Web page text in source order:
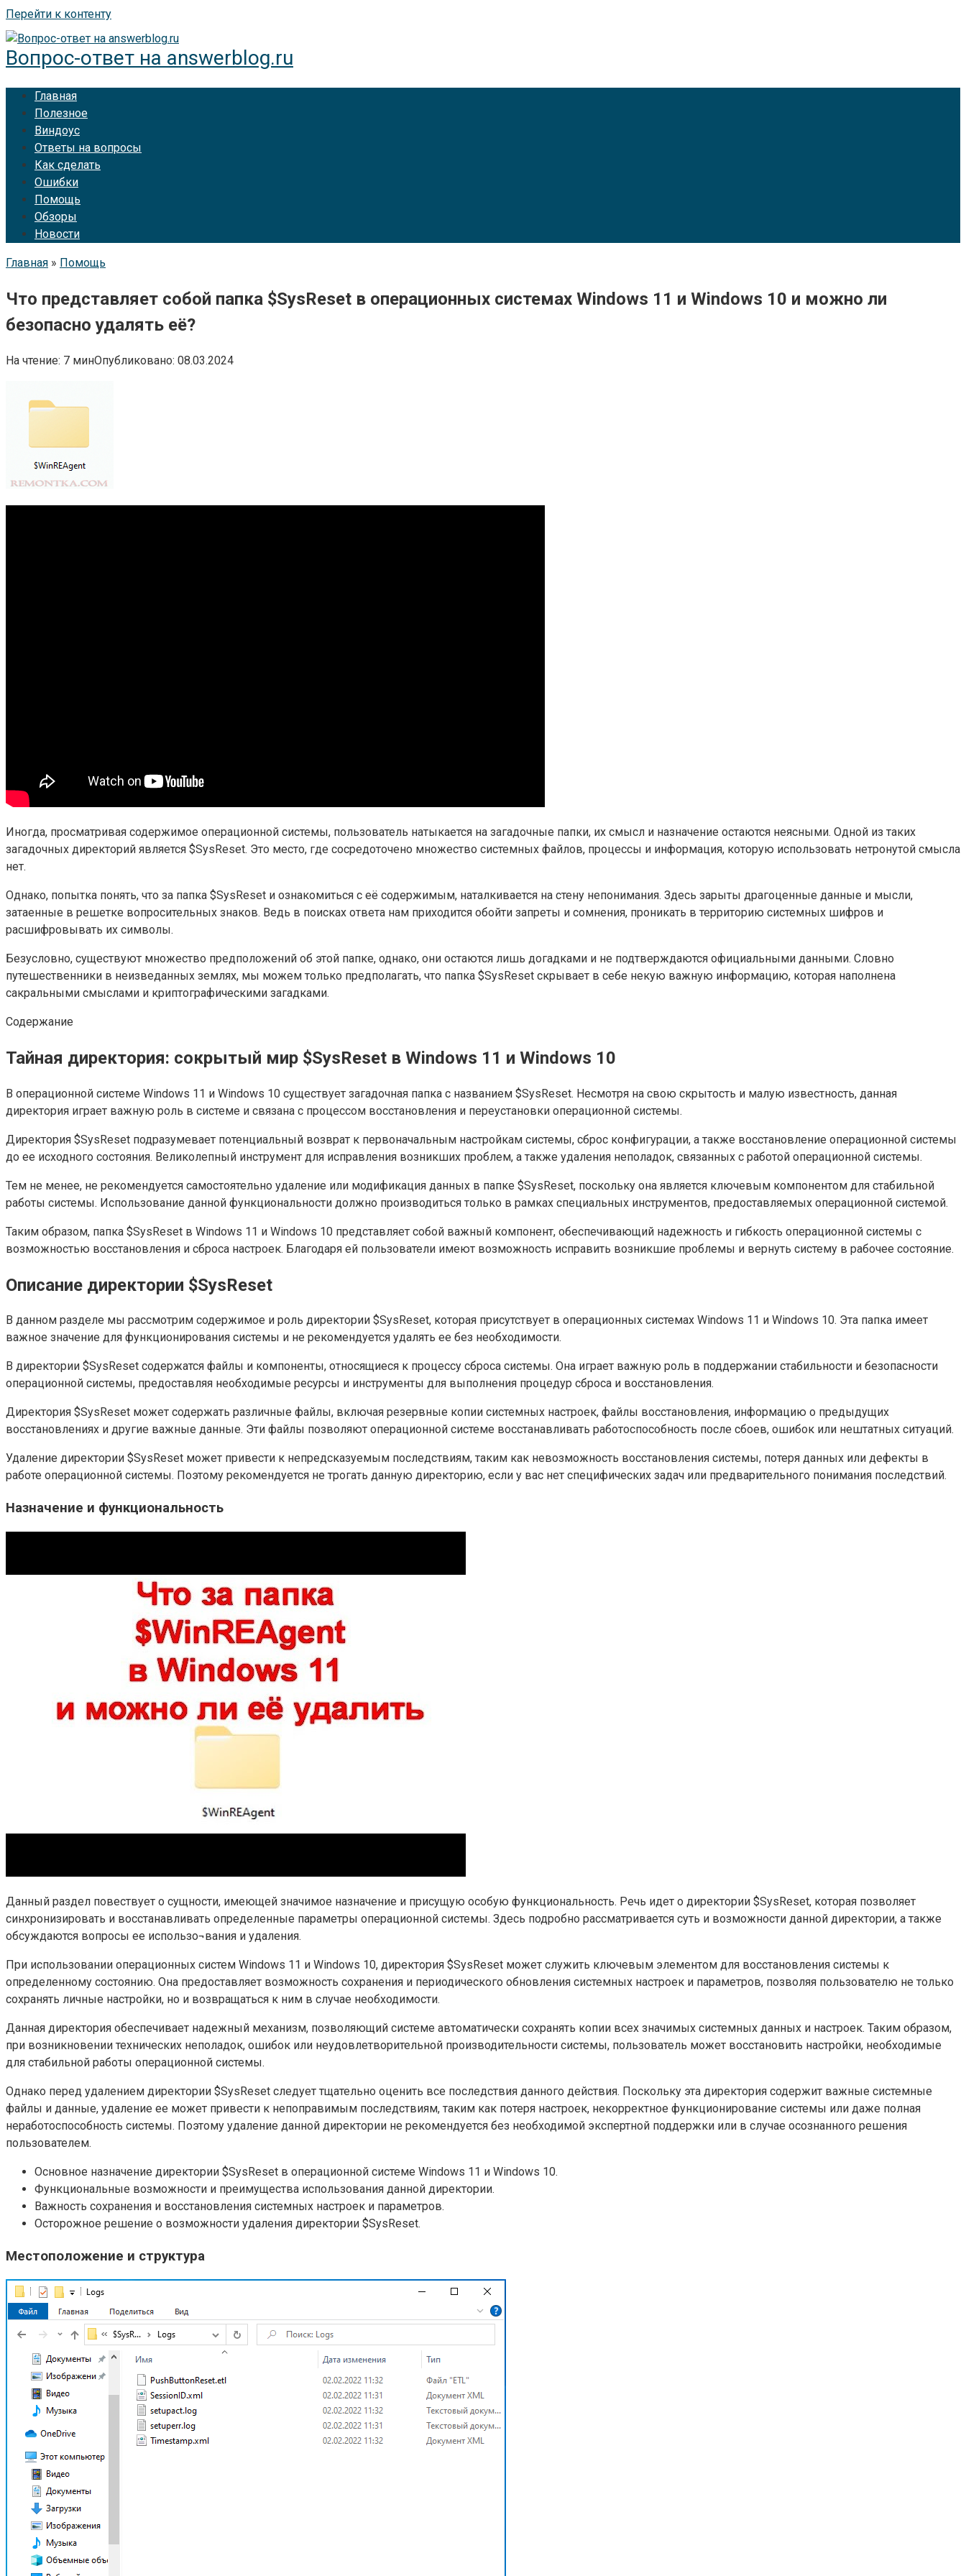
Перейти к контенту
Вопрос-ответ на answerblog.ru
Главная
Полезное
Виндоус
Ответы на вопросы
Как сделать
Ошибки
Помощь
Обзоры
Новости
Главная » Помощь
Что представляет собой папка $SysReset в операционных системах Windows 11 и Windows 10 и можно ли
безопасно удалять её?
На чтение: 7 минОпубликовано: 08.03.2024
Иногда, просматривая содержимое операционной системы, пользователь натыкается на загадочные папки, их смысл и назначение остаются неясными. Одной из таких
загадочных директорий является $SysReset. Это место, где сосредоточено множество системных файлов, процессы и информация, которую использовать нетронутой смысла
нет.
Однако, попытка понять, что за папка $SysReset и ознакомиться с её содержимым, наталкивается на стену непонимания. Здесь зарыты драгоценные данные и мысли,
затаенные в решетке вопросительных знаков. Ведь в поисках ответа нам приходится обойти запреты и сомнения, проникать в территорию системных шифров и
расшифровывать их символы.
Безусловно, существуют множество предположений об этой папке, однако, они остаются лишь догадками и не подтверждаются официальными данными. Словно
путешественники в неизведанных землях, мы можем только предполагать, что папка $SysReset скрывает в себе некую важную информацию, которая наполнена
сакральными смыслами и криптографическими загадками.
Содержание
Тайная директория: сокрытый мир $SysReset в Windows 11 и Windows 10
В операционной системе Windows 11 и Windows 10 существует загадочная папка с названием $SysReset. Несмотря на свою скрытость и малую известность, данная
директория играет важную роль в системе и связана с процессом восстановления и переустановки операционной системы.
Директория $SysReset подразумевает потенциальный возврат к первоначальным настройкам системы, сброс конфигурации, а также восстановление операционной системы
до ее исходного состояния. Великолепный инструмент для исправления возникших проблем, а также удаления неполадок, связанных с работой операционной системы.
Тем не менее, не рекомендуется самостоятельно удаление или модификация данных в папке $SysReset, поскольку она является ключевым компонентом для стабильной
работы системы. Использование данной функциональности должно производиться только в рамках специальных инструментов, предоставляемых операционной системой.
Таким образом, папка $SysReset в Windows 11 и Windows 10 представляет собой важный компонент, обеспечивающий надежность и гибкость операционной системы с
возможностью восстановления и сброса настроек. Благодаря ей пользователи имеют возможность исправить возникшие проблемы и вернуть систему в рабочее состояние.
Описание директории $SysReset
В данном разделе мы рассмотрим содержимое и роль директории $SysReset, которая присутствует в операционных системах Windows 11 и Windows 10. Эта папка имеет
важное значение для функционирования системы и не рекомендуется удалять ее без необходимости.
В директории $SysReset содержатся файлы и компоненты, относящиеся к процессу сброса системы. Она играет важную роль в поддержании стабильности и безопасности
операционной системы, предоставляя необходимые ресурсы и инструменты для выполнения процедур сброса и восстановления.
Директория $SysReset может содержать различные файлы, включая резервные копии системных настроек, файлы восстановления, информацию о предыдущих
восстановлениях и другие важные данные. Эти файлы позволяют операционной системе восстанавливать работоспособность после сбоев, ошибок или нештатных ситуаций.
Удаление директории $SysReset может привести к непредсказуемым последствиям, таким как невозможность восстановления системы, потеря данных или дефекты в
работе операционной системы. Поэтому рекомендуется не трогать данную директорию, если у вас нет специфических задач или предварительного понимания последствий.
Назначение и функциональность
Данный раздел повествует о сущности, имеющей значимое назначение и присущую особую функциональность. Речь идет о директории $SysReset, которая позволяет
синхронизировать и восстанавливать определенные параметры операционной системы. Здесь подробно рассматривается суть и возможности данной директории, а также
обсуждаются вопросы ее использо¬вания и удаления.
При использовании операционных систем Windows 11 и Windows 10, директория $SysReset может служить ключевым элементом для восстановления системы к
определенному состоянию. Она предоставляет возможность сохранения и периодического обновления системных настроек и параметров, позволяя пользователю не только
сохранять личные настройки, но и возвращаться к ним в случае необходимости.
Данная директория обеспечивает надежный механизм, позволяющий системе автоматически сохранять копии всех значимых системных данных и настроек. Таким образом,
при возникновении технических неполадок, ошибок или неудовлетворительной производительности системы, пользователь может восстановить настройки, необходимые
для стабильной работы операционной системы.
Однако перед удалением директории $SysReset следует тщательно оценить все последствия данного действия. Поскольку эта директория содержит важные системные
файлы и данные, удаление ее может привести к непоправимым последствиям, таким как потеря настроек, некорректное функционирование системы или даже полная
неработоспособность системы. Поэтому удаление данной директории не рекомендуется без необходимой экспертной поддержки или в случае осознанного решения
пользователем.
Основное назначение директории $SysReset в операционной системе Windows 11 и Windows 10.
Функциональные возможности и преимущества использования данной директории.
Важность сохранения и восстановления системных настроек и параметров.
Осторожное решение о возможности удаления директории $SysReset.
Местоположение и структура